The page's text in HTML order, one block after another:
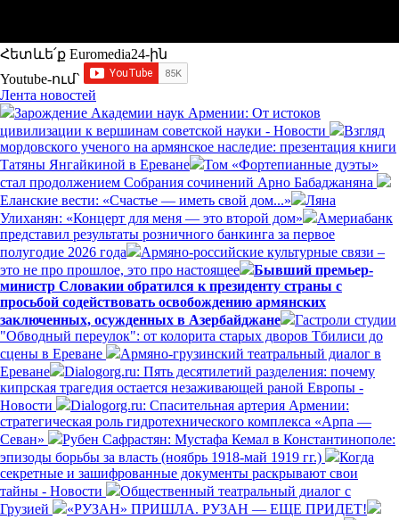
Հետևե՛ք Euromedia24-ին
Youtube-ում`
Лента новостей
Зарождение Академии наук Армении: От истоков
цивилизации к вершинам советской науки - Новости
Взгляд
мордовского ученого на армянское наследие: презентация книги
Татяны Янгайкиной в Ереване
Том «Фортепианные дуэты»
стал продолжением Собрания сочинений Арно Бабаджаняна
Еланские вести: «Счастье — иметь свой дом...»
Ляна
Улиханян: «Концерт для меня — это второй дом»
Америабанк
представил результаты розничного банкинга за первое
полугодие 2026 года
Армяно-российские культурные связи –
это не про прошлое, это про настоящее
Бывший премьер-
министр Словакии обратился к президенту страны с
просьбой содействовать освобождению армянских
заключенных, осужденных в Азербайджане
Гастроли студии
"Обводный переулок": от колорита старых дворов Тбилиси до
сцены в Ереване
Армяно-грузинский театральный диалог в
Ереване
Dialogorg.ru: Пять десятилетий разделения: почему
кипрская трагедия остается незаживающей раной Европы -
Новости
Dialogorg.ru: Спасительная артерия Армении:
стратегическая роль гидротехнического комплекса «Арпа —
Севан»
Рубен Сафрастян: Мустафа Кемал в Константинополе:
эпизоды борьбы за власть (ноябрь 1918-май 1919 гг.)
Когда
секретные и зашифрованные документы раскрывают свои
тайны - Новости
Общественный театральный диалог с
Грузией
«РУЗАН» ПРИШЛА. РУЗАН — ЕЩЕ ПРИДЕТ!